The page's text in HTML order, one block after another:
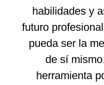
habilidades y
futuro
pueda ser la
de sí
herramienta